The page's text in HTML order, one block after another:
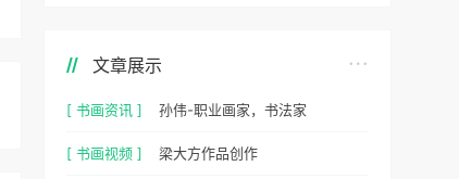
文章展示
[ 书画资讯 ] 孙伟-职业画家，书法家
[ 书画视频 ] 梁大方作品创作